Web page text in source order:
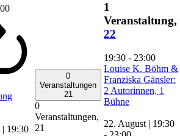
19:30
0
Veranstaltungen
21
0
Veranstaltungen,
21
1
Veranstaltung,
22
19:30 - 23:00
Louise K. Böhm &
Franziska Gänsler:
2 Autorinnen, 1
Bühne
22. August | 19:30